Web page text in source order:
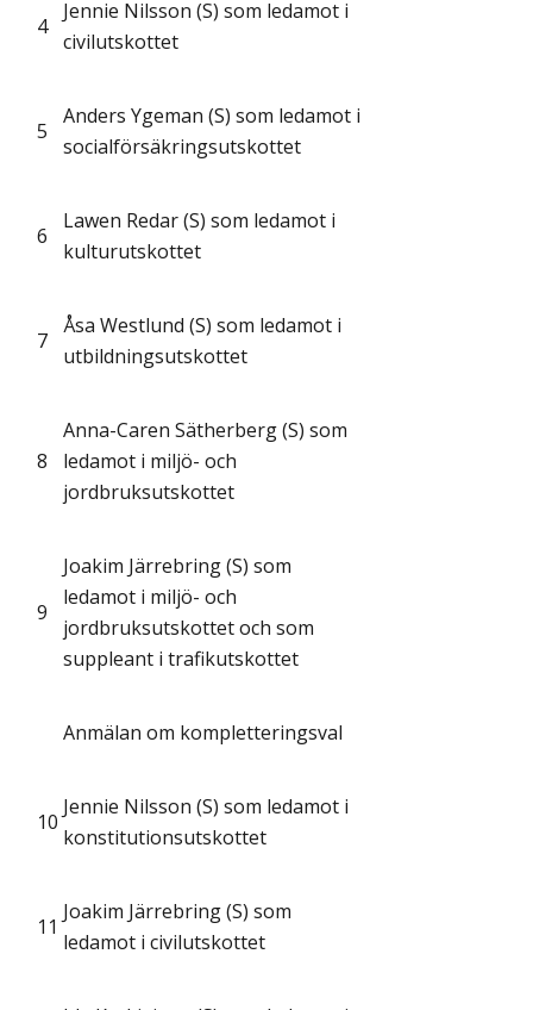
4
Jennie Nilsson (S) som ledamot i
civilutskottet
5
Anders Ygeman (S) som ledamot i
socialförsäkringsutskottet
6
Lawen Redar (S) som ledamot i
kulturutskottet
7
Åsa Westlund (S) som ledamot i
utbildningsutskottet
8
Anna-Caren Sätherberg (S) som
ledamot i miljö- och
jordbruksutskottet
9
Joakim Järrebring (S) som
ledamot i miljö- och
jordbruksutskottet och som
suppleant i trafikutskottet
Anmälan om kompletteringsval
10
Jennie Nilsson (S) som ledamot i
konstitutionsutskottet
11
Joakim Järrebring (S) som
ledamot i civilutskottet